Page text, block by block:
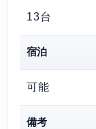
13台
宿泊
可能
備考